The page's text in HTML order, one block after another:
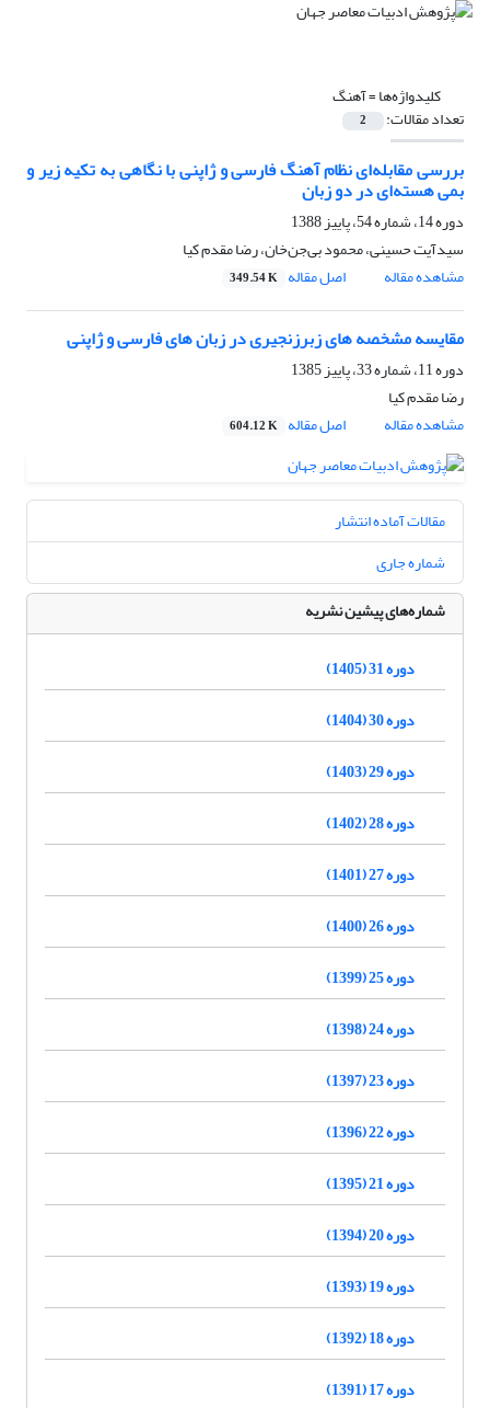
کلیدواژه‌ها =آهنگ
تعداد مقالات: 2
بررسی مقابله‌ای نظام آهنگ فارسی و ژاپنی با نگاهی به تکیه زیر و
بمی هسته‌ای در دو زبان
دوره 14، شماره 54، پاییز 1388
سیدآیت حسینی، محمود بی‌جن‌خان، رضا مقدم کیا
مشاهده مقاله
اصل مقاله 349.54 K
مقایسه مشخصه های زبرزنجیری در زبان های فارسی و ژاپنی
دوره 11، شماره 33، پاییز 1385
رضا مقدم کیا
مشاهده مقاله
اصل مقاله 604.12 K
مقالات آماده انتشار
شماره جاری
شماره‌های پیشین نشریه
دوره 31 (1405)
دوره 30 (1404)
دوره 29 (1403)
دوره 28 (1402)
دوره 27 (1401)
دوره 26 (1400)
دوره 25 (1399)
دوره 24 (1398)
دوره 23 (1397)
دوره 22 (1396)
دوره 21 (1395)
دوره 20 (1394)
دوره 19 (1393)
دوره 18 (1392)
دوره 17 (1391)